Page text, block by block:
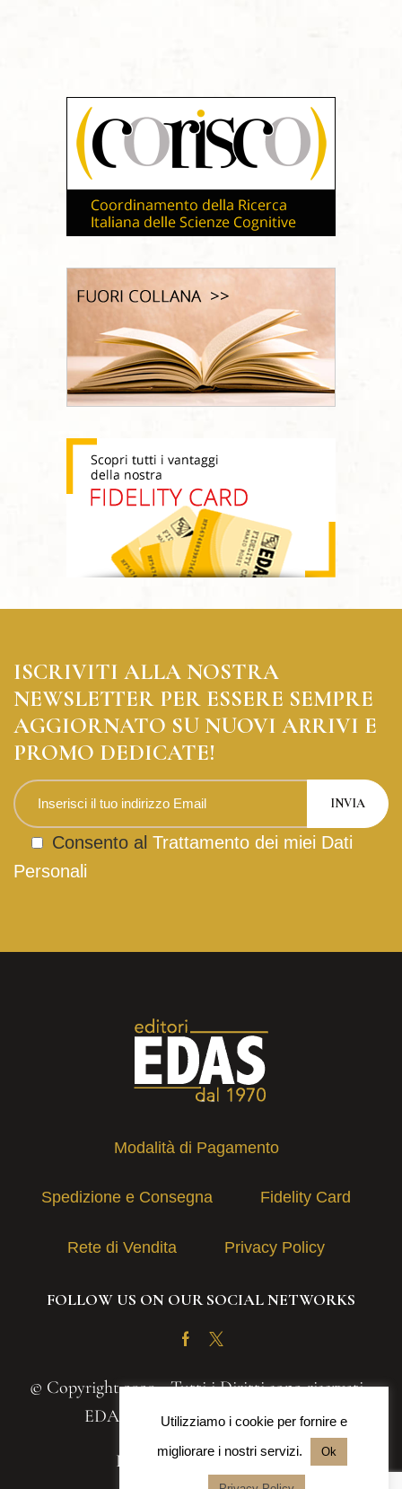
ISCRIVITI ALLA NOSTRA
NEWSLETTER PER ESSERE SEMPRE
AGGIORNATO SU NUOVI ARRIVI E
PROMO DEDICATE!
Consento al Trattamento dei miei Dati
Personali
Modalità di Pagamento
Spedizione e Consegna Fidelity Card
Rete di Vendita Privacy Policy
FOLLOW US ON OUR SOCIAL NETWORKS
Facebook
Twitter
© Copyright 2020 - Tutti i Diritti sono riservati -
EDAS S.A.S. | P.IVA 03131030839
Powered byIteranea srl
Utilizziamo i cookie per fornire e
migliorare i nostri servizi.
Ok